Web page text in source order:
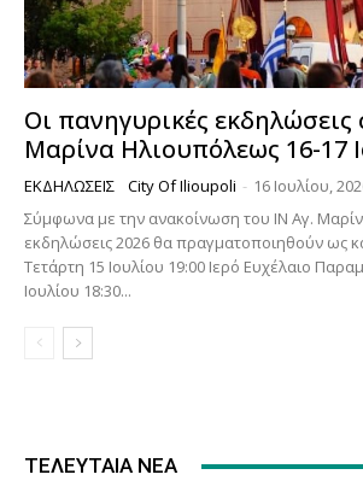
Οι πανηγυρικές εκδηλώσεις
Μαρίνα Ηλιουπόλεως 16-17
ΕΚΔΗΛΏΣΕΙΣ City Of Ilioupoli - 16 Ιουλίου,
Σύμφωνα με την ανακοίνωση του ΙΝ Αγ.
εκδηλώσεις 2026 θα πραγματοποιηθούν ως κάτωθι:
Τετάρτη 15 Ιουλίου 19:00 Ιερό Ευχέλαιο Παραμονή Πέμπτη 18
Ιουλίου 18:30...
ΤΕΛΕΥΤΑΊΑ ΝΈΑ